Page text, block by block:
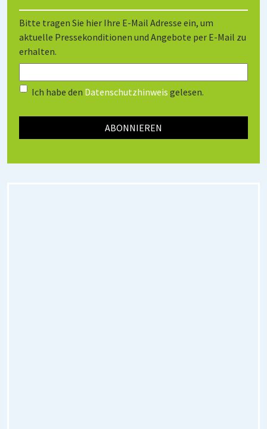
Bitte tragen Sie hier Ihre E-Mail Adresse ein, um
aktuelle Pressekonditionen und Angebote per E-Mail zu
erhalten.
Ich habe den Datenschutzhinweis gelesen.